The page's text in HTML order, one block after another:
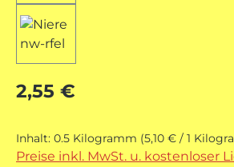
Regulärer Preis:
2,55 €
Inhalt: 0.5 Kilogramm (5,10 € / 1
Preise inkl. MwSt. u. kostenloser